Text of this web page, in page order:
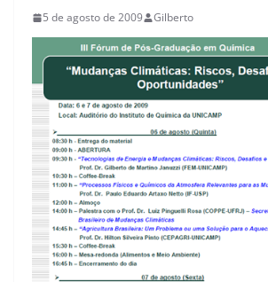
5 de agosto de 2009 Gilberto